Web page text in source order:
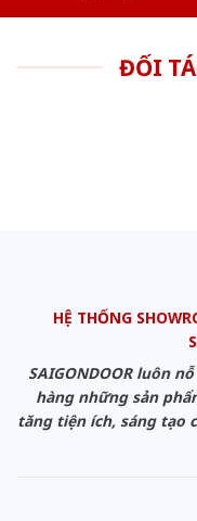
ĐỐI
HỆ THỐNG
SAIGONDOOR luôn
hàng những sản
tăng tiện ích, sáng tạo